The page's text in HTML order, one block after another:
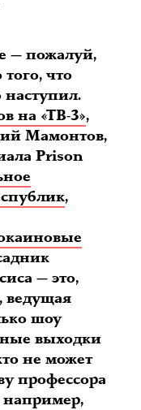
— пожалуй,
того, что
наступил.
на «ТВ-3»,
Мамонтов,
Prison
,
— это,
ведущая
шоу
выходки
не может
профессора